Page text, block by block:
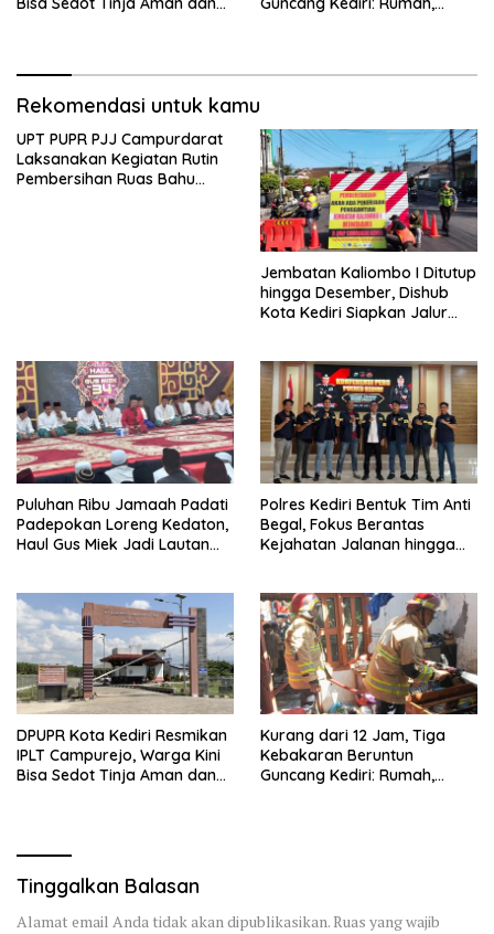
Rekomendasi untuk kamu
UPT PUPR PJJ Campurdarat
Laksanakan Kegiatan Rutin
Pembersihan Ruas Bahu
Jembatan Kaliombo I Ditutup
hingga Desember, Dishub
Kota Kediri Siapkan Jalur
Puluhan Ribu Jamaah Padati
Padepokan Loreng Kedaton,
Haul Gus Miek Jadi Lautan
Polres Kediri Bentuk Tim Anti
Begal, Fokus Berantas
Kejahatan Jalanan hingga
DPUPR Kota Kediri Resmikan
IPLT Campurejo, Warga Kini
Bisa Sedot Tinja Aman dan
Kurang dari 12 Jam, Tiga
Kebakaran Beruntun
Guncang Kediri: Rumah,
Tinggalkan Balasan
Alamat email Anda tidak akan dipublikasikan.Ruas yang wajib